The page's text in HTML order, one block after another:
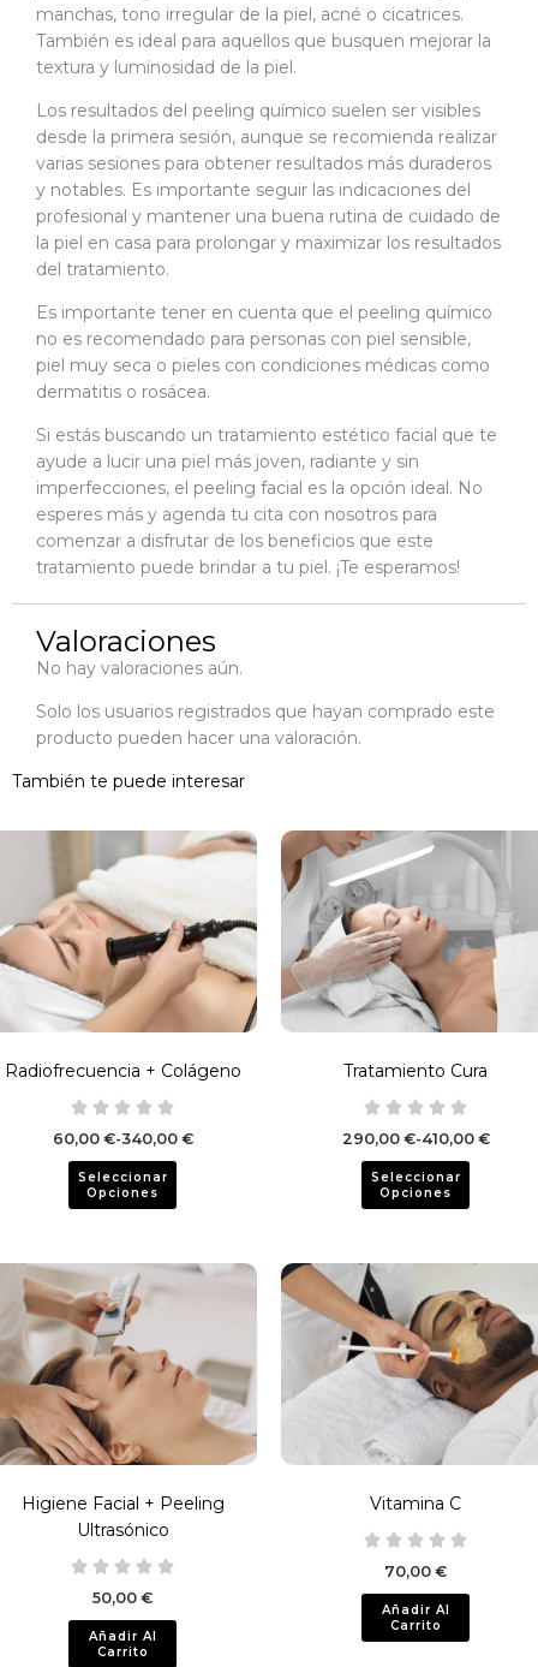
manchas, tono irregular de la piel, acné o cicatrices.
También es ideal para aquellos que busquen mejorar la
textura y luminosidad de la piel.
Los resultados del peeling químico suelen ser visibles
desde la primera sesión, aunque se recomienda realizar
varias sesiones para obtener resultados más duraderos
y notables. Es importante seguir las indicaciones del
profesional y mantener una buena rutina de cuidado de
la piel en casa para prolongar y maximizar los resultados
del tratamiento.
Es importante tener en cuenta que el peeling químico
no es recomendado para personas con piel sensible,
piel muy seca o pieles con condiciones médicas como
dermatitis o rosácea.
Si estás buscando un tratamiento estético facial que te
ayude a lucir una piel más joven, radiante y sin
imperfecciones, el peeling facial es la opción ideal. No
esperes más y agenda tu cita con nosotros para
comenzar a disfrutar de los beneficios que este
tratamiento puede brindar a tu piel. ¡Te esperamos!
Valoraciones
No hay valoraciones aún.
Solo los usuarios registrados que hayan comprado este
producto pueden hacer una valoración.
También te puede interesar
Radiofrecuencia + Colágeno
60,00 €-340,00 €
Rango de precios: desde 60,00 € hasta 340,00 €
Seleccionar
Opciones
Tratamiento Cura
290,00 €-410,00 €
Rango de
Seleccionar
Opciones
Este
producto
tiene
múltiples
variantes.
Las
opciones
se
Higiene Facial + Peeling
Ultrasónico
50,00 €
Añadir Al
Carrito
Vitamina C
70,00 €
Añadir Al
Carrito